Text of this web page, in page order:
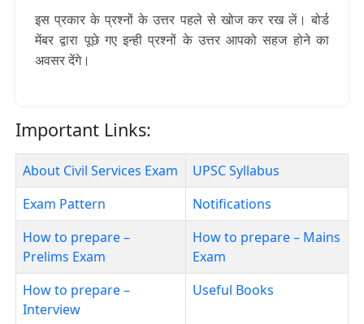
इस प्रकार के प्रश्नों के उत्तर पहले से खोज कर रख लें। बोर्ड
मेंबर द्वारा पूछे गए इन्ही प्रश्नों के उत्तर आपको सहज होने का
अवसर देंगे।
Important Links:
About Civil Services Exam
UPSC Syllabus
Exam Pattern
Notifications
How to prepare –
Prelims Exam
How to prepare – Mains
Exam
How to prepare –
Interview
Useful Books